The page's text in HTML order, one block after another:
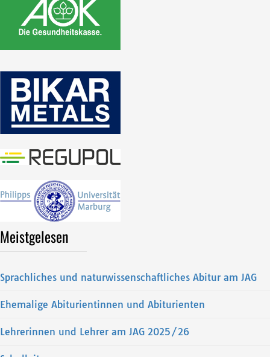
Meistgelesen
Sprachliches und naturwissenschaftliches Abitur am JAG
Ehemalige Abiturientinnen und Abiturienten
Lehrerinnen und Lehrer am JAG 2025/26